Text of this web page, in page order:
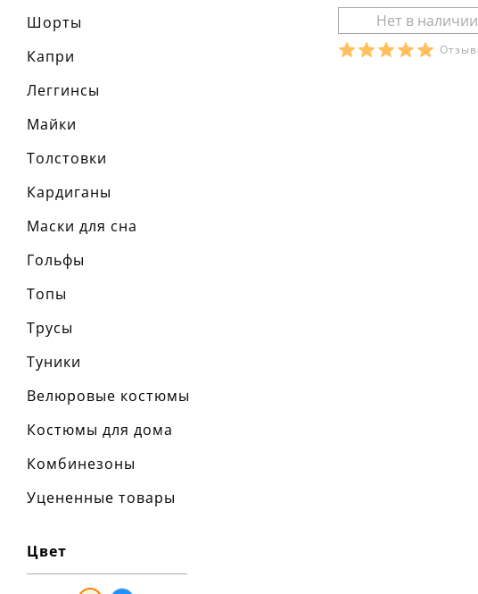
Шорты
Капри
Леггинсы
Майки
Толстовки
Кардиганы
Маски для сна
Гольфы
Топы
Трусы
Туники
Велюровые костюмы
Костюмы для дома
Комбинезоны
Уцененные товары
Цвет